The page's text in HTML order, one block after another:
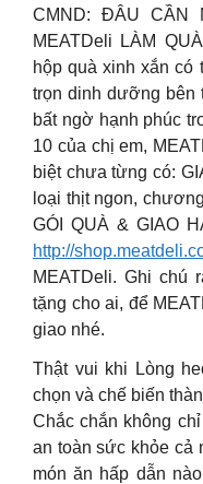
CMND: ĐÂU
MEATDeli LÀM
hộp quà xinh xắn có
trọn dinh dưỡng
bất ngờ hạnh phúc
10 của chị em,
biệt chưa từng có:
loại thịt ngon,
GÓI QUÀ & GIAO
http://
MEATDeli. Ghi chú
tặng cho ai, để
giao nhé.
Thật vui khi Lòng
chọn và chế biến
Chắc chắn không
an toàn sức khỏe cả
món ăn hấp dẫn